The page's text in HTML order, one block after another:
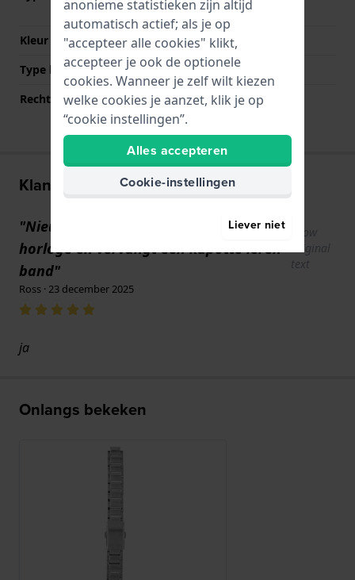
drukknoppen
Kleur sluiting
Zilver
Type bevestiging
Bandpennen
Rechte bandaanzet
Nee
Klantenreviews
"Nieuwe horlogeband verbetert het
horloge en vervangt een kapotte leren
band"
Show
original
text
Ross · 23 december 2025
ja
Onlangs bekeken
anonieme statistieken zijn altijd
automatisch actief; als je op
"accepteer alle cookies" klikt,
accepteer je ook de optionele
cookies. Wanneer je zelf wilt kiezen
welke cookies je aanzet, klik je op
“cookie instellingen”.
Alles accepteren
Cookie-instellingen
Liever niet